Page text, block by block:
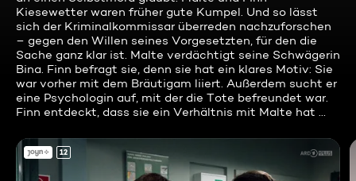
Kiesewetter waren früher gute Kumpel. Und so lässt
sich der Kriminalkommissar überreden nachzuforschen
– gegen den Willen seines Vorgesetzten, für den die
Sache ganz klar ist. Malte verdächtigt seine Schwägerin
Bina. Finn befragt sie, denn sie hat ein klares Motiv: Sie
war vorher mit dem Bräutigam liiert. Außerdem sucht er
eine Psychologin auf, mit der die Tote befreundet war.
Finn entdeckt, dass sie ein Verhältnis mit Malte hat …
12